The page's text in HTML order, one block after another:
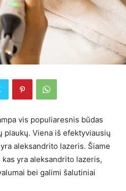
vis populiaresnis būdas
plaukų. Viena iš efektyviausių
aleksandrito lazeris. Šiame
yra aleksandrito lazeris,
bei galimi šalutiniai